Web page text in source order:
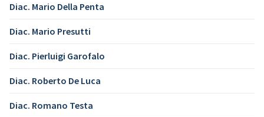
Diac. Mario Della Penta
Diac. Mario Presutti
Diac. Pierluigi Garofalo
Diac. Roberto De Luca
Diac. Romano Testa